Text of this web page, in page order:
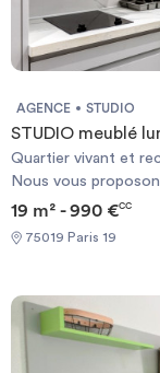
AGENCE STUDIO
STUDIO meublé
Quartier vivant et
Nous vous
idéalement situé
arrondissement. Situé au 2ème étage dans un immeuble sécurisé
digicode, il bénéficie
et équipé selon les
demande) - Pièce principale lumineuse, - Cuisine ouverte et
entièrement équipée : plaques, réfrigérateur, micro-ondes,
19 m² - 990 €CC
75019 Paris 19